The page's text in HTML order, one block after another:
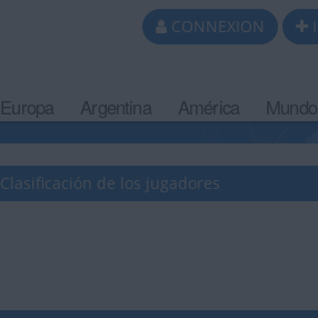
CONNEXION
Europa Argentina América Mundo
Clasificación de los jugadores